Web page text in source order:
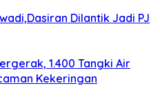
Dilantik Jadi PJ
1.400 Tangki Air
Kekeringan